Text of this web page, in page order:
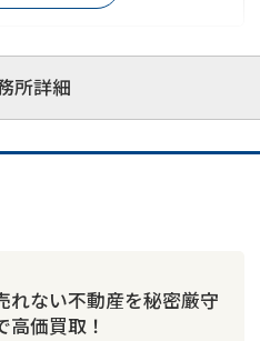
所詳細
面談可能
レスポンスが早い
の買取可
れない不動産を秘密厳守
高価買取！